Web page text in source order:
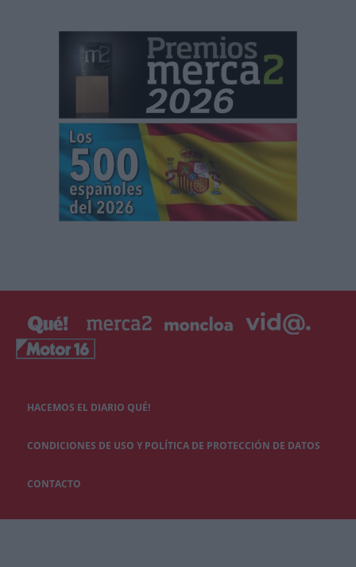
HACEMOS EL DIARIO QUÉ!
CONDICIONES DE USO Y POLÍTICA DE PROTECCIÓN DE DATOS
CONTACTO